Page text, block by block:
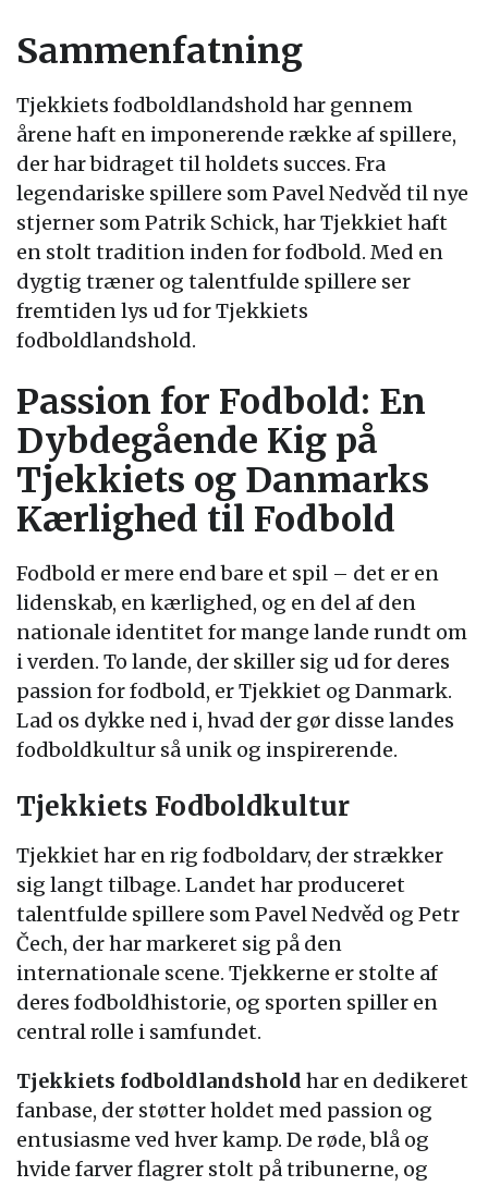
Sammenfatning
Tjekkiets fodboldlandshold har gennem
årene haft en imponerende række af spillere,
der har bidraget til holdets succes. Fra
legendariske spillere som Pavel Nedvěd til nye
stjerner som Patrik Schick, har Tjekkiet haft
en stolt tradition inden for fodbold. Med en
dygtig træner og talentfulde spillere ser
fremtiden lys ud for Tjekkiets
fodboldlandshold.
Passion for Fodbold: En
Dybdegående Kig på
Tjekkiets og Danmarks
Kærlighed til Fodbold
Fodbold er mere end bare et spil – det er en
lidenskab, en kærlighed, og en del af den
nationale identitet for mange lande rundt om
i verden. To lande, der skiller sig ud for deres
passion for fodbold, er Tjekkiet og Danmark.
Lad os dykke ned i, hvad der gør disse landes
fodboldkultur så unik og inspirerende.
Tjekkiets Fodboldkultur
Tjekkiet har en rig fodboldarv, der strækker
sig langt tilbage. Landet har produceret
talentfulde spillere som Pavel Nedvěd og Petr
Čech, der har markeret sig på den
internationale scene. Tjekkerne er stolte af
deres fodboldhistorie, og sporten spiller en
central rolle i samfundet.
Tjekkiets fodboldlandshold har en dedikeret
fanbase, der støtter holdet med passion og
entusiasme ved hver kamp. De røde, blå og
hvide farver flagrer stolt på tribunerne, og